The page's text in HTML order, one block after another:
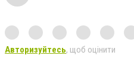
Авторизуйтесь, щоб оцінити